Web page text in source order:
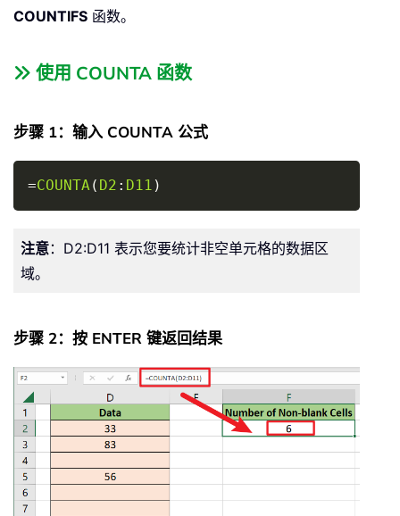
COUNTIFS 函数。
使用 COUNTA 函数
步骤 1：输入 COUNTA 公式
=COUNTA( D2 : D11 )
注意：D2:D11 表示您要统计非空单元格的数据区
域。
步骤 2：按 ENTER 键返回结果